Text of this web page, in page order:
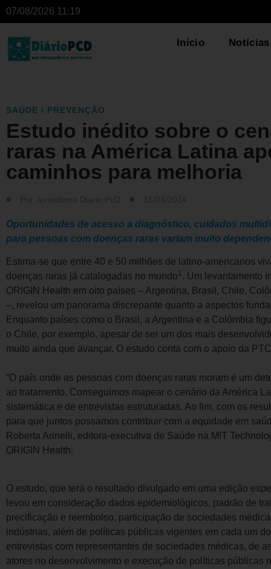
07/08/2026 11:19
Início Notícias
SAÚDE / PREVENÇÃO
Estudo inédito sobre o
raras na América Latina
caminhos para melhoria
Oportunidades de acesso a diagnóstico, cuidados
para pessoas com doenças raras variam muito
Estima-se que entre 40 e 50 milhões de latino-americanos
doenças raras já catalogadas no mundo1 . Um levantamento
ORIGIN Health em oito países – Argentina, Brasil, Chile,
–, revelou um panorama discrepante quanto a aspectos
Enquanto países como o Brasil, a Argentina e a Colômbia
o Chile, por exemplo, apesar de ser um dos mais
muito ainda que avançar. O estudo conta com o apoio da
“O país onde as pessoas com doenças raras moram é um
ao tratamento. Conseguimos mapear o cenário da América
sistemática e de entrevistas estruturadas. Ao fim, com os
para que juntos possamos contribuir com a equidade em
Roberta Arinelli, editora-executiva de Saúde na MIT
ORIGIN Health.
O estudo, que terá o resultado divulgado em uma edição
levou em consideração dados epidemiológicos, padrão de
precificação e reembolso, participação de sociedades
indústrias, além de políticas públicas vigentes em cada um
entrevistas com representantes de sociedades médicas, de
atores no desenvolvimento e execução de políticas públicas